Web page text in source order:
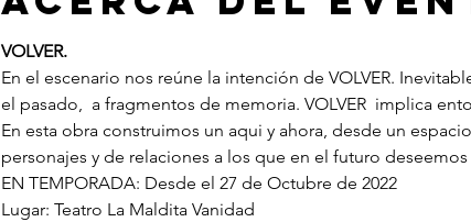
VOLVER.
En el escenario nos reúne la intención de VOLVER.
el pasado,  a fragmentos de memoria. VOLVER  implica
En esta obra construimos un aqui y ahora, desde un
personajes y de relaciones a los que en el futuro deseemos
EN TEMPORADA: Desde el 27 de Octubre de 2022
Lugar: Teatro La Maldita Vanidad